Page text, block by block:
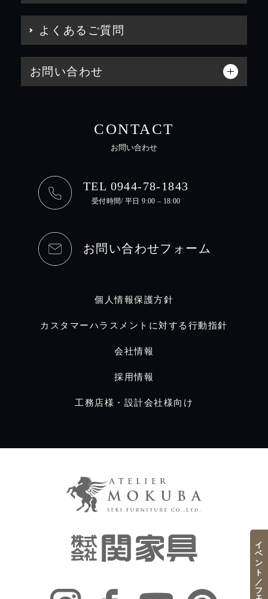
よくあるご質問
お問い合わせ
CONTACT
お問い合わせ
TEL 0944-78-1843
受付時間/ 平日 9:00 – 18:00
お問い合わせフォーム
個人情報保護方針
カスタマーハラスメントに対する行動指針
会社情報
採用情報
工務店様・設計会社様向け
イベント／フェア